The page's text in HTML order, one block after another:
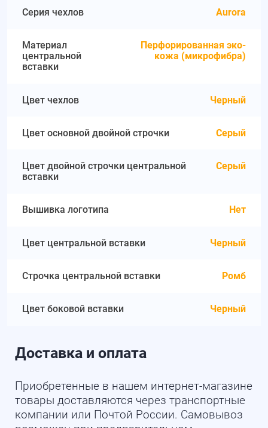
Серия чехлов Aurora
Материал
центральной
вставки
Перфорированная эко-
кожа (микрофибра)
Цвет чехлов Черный
Цвет основной двойной строчки Серый
Цвет двойной строчки центральной
вставки
Серый
Вышивка логотипа Нет
Цвет центральной вставки Черный
Строчка центральной вставки Ромб
Цвет боковой вставки Черный
Доставка и оплата
Приобретенные в нашем интернет-магазине
товары доставляются через транспортные
компании или Почтой России. Самовывоз